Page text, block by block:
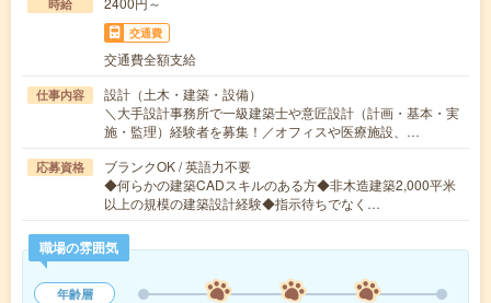
時給
交通費
交通費全額支給
仕事内容
設計（土木・建築・設備）
＼大手設計事務所で一級建築士や意匠設計（計画・基本・実
施・監理）経験者を募集！／オフィスや医療施設、…
応募資格
ブランクOK / 英語力不要
◆何らかの建築CADスキルのある方◆非木造建築2,000平米
以上の規模の建築設計経験◆指示待ちでなく…
職場の雰囲気
年齢層